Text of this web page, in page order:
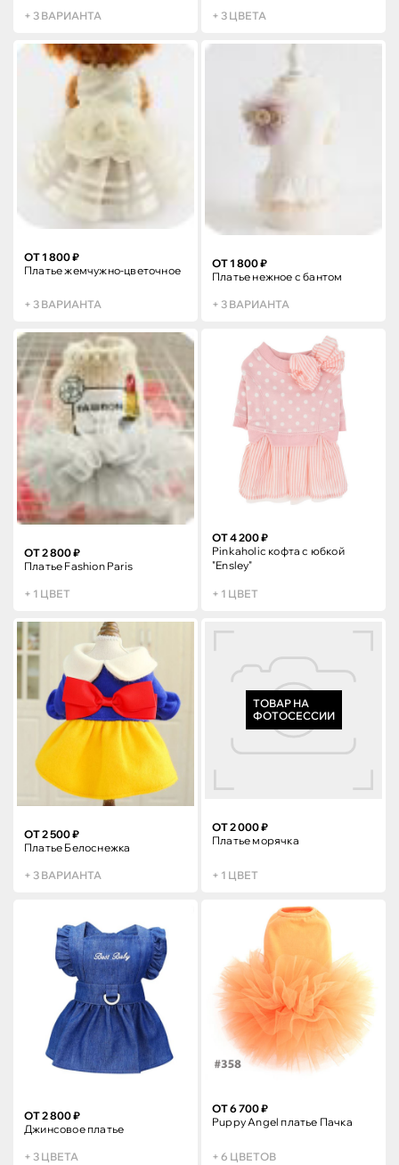
+ 3 ВАРИАНТА + 3 ЦВЕТА
ОТ 1 800 ₽
Платье жемчужно-цветочное
+ 3 ВАРИАНТА
ОТ 1 800 ₽
Платье нежное с бантом
+ 3 ВАРИАНТА
ОТ 2 800 ₽
Платье Fashion Paris
+ 1 ЦВЕТ
ОТ 4 200 ₽
Pinkaholic кофта с юбкой
"Ensley"
+ 1 ЦВЕТ
ОТ 2 500 ₽
Платье Белоснежка
+ 3 ВАРИАНТА
ТОВАР НА
ФОТОСЕССИИ
ОТ 2 000 ₽
Платье морячка
+ 1 ЦВЕТ
ОТ 2 800 ₽
Джинсовое платье
+ 3 ЦВЕТА
ОТ 6 700 ₽
Puppy Angel платье Пачка
+ 6 ЦВЕТОВ